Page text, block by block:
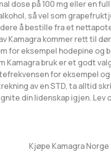
dose på 100 mg eller en
så vel som
å bestille fra et
Kamagra kommer rett til
for eksempel hodepine
bruk er et godt
for eksempel
av en STD, ta alltid
din lidenskap igjen. Lev
Kjøpe Kamagra Norge